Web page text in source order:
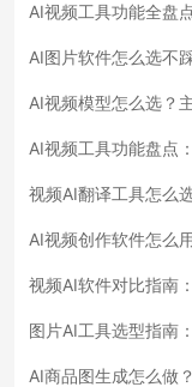
AI视频工具功能全盘
AI图片软件怎么选不
AI视频模型怎么选？
AI视频工具功能盘点
视频AI翻译工具怎么
AI视频创作软件怎么
视频AI软件对比指南
图片AI工具选型指南
AI商品图生成怎么做